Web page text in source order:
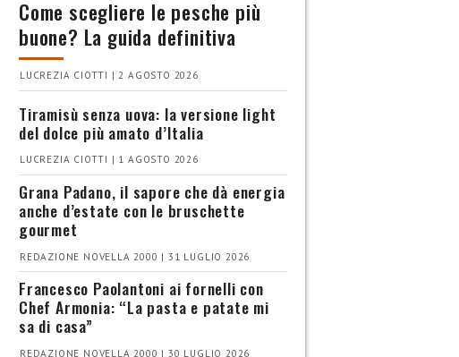
Come scegliere le pesche più
buone? La guida definitiva
LUCREZIA CIOTTI | 2 AGOSTO 2026
Tiramisù senza uova: la versione light
del dolce più amato d’Italia
LUCREZIA CIOTTI | 1 AGOSTO 2026
Grana Padano, il sapore che dà energia
anche d’estate con le bruschette
gourmet
REDAZIONE NOVELLA 2000 | 31 LUGLIO 2026
Francesco Paolantoni ai fornelli con
Chef Armonia: “La pasta e patate mi
sa di casa”
REDAZIONE NOVELLA 2000 | 30 LUGLIO 2026